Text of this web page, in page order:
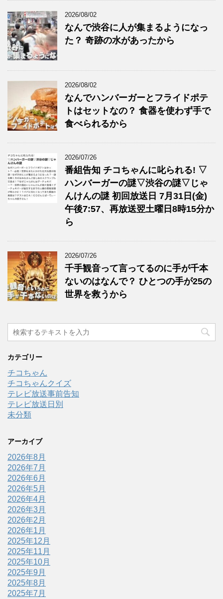
2026/08/02
なんで渋谷に人が集まるようになっ
た？ 奇跡の水があったから
2026/08/02
なんでハンバーガーとフライドポテ
トはセットなの？ 食器を使わず手で
食べられるから
2026/07/26
番組告知 チコちゃんに叱られる! ▽
ハンバーガーの謎▽渋谷の謎▽じゃ
んけんの謎 初回放送日 7月31日(金)
午後7:57、再放送翌土曜日8時15分か
ら
2026/07/26
千手観音って言ってるのに手が千本
ないのはなんで？ ひとつの手が25の
世界を救うから
カテゴリー
チコちゃん
チコちゃんクイズ
テレビ放送事前告知
テレビ放送日別
未分類
アーカイブ
2026年8月
2026年7月
2026年6月
2026年5月
2026年4月
2026年3月
2026年2月
2026年1月
2025年12月
2025年11月
2025年10月
2025年9月
2025年8月
2025年7月